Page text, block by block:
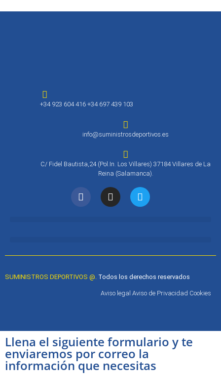
+34 923 604 416 +34 697 439 103
info@suministrosdeportivos.es
C/ Fidel Bautista,24 (Pol.In. Los Villares) 37184 Villares de La
Reina (Salamanca).
SUMINISTROS DEPORTIVOS @. Todos los derechos reservados
Aviso legal Aviso de Privacidad Cookies
Llena el siguiente formulario y te
enviaremos por correo la
información que necesitas